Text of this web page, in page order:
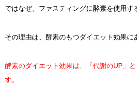
ではなぜ、ファスティングに酵素を使用す
その理由は、酵素のもつダイエット効果に
酵素のダイエット効果は、「代謝のUP」
す。